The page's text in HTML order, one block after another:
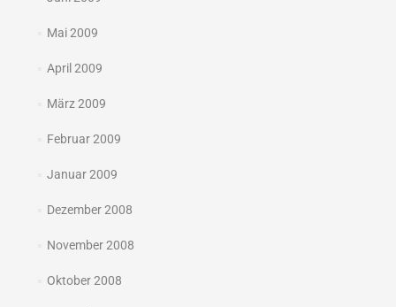
Mai 2009
April 2009
März 2009
Februar 2009
Januar 2009
Dezember 2008
November 2008
Oktober 2008